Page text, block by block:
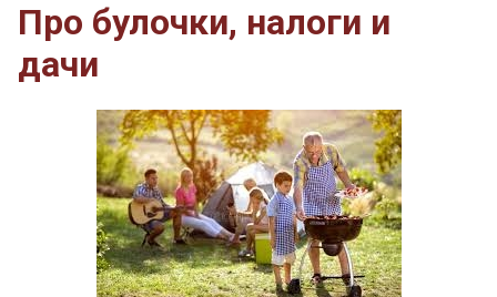
Про булочки, налоги и
дачи